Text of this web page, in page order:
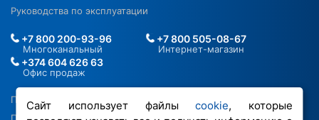
Сайт использует файлыcookie, которые
Руководства по эксплуатации
Политика в отношении ПДН
+7 800 200-93-96
Многоканальный
+7 800 505-08-67
Интернет-магазин
+374 604 626 63
Офис продаж